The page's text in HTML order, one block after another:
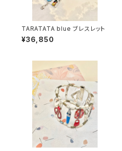
TARATATA blue ブレスレット
¥36,850